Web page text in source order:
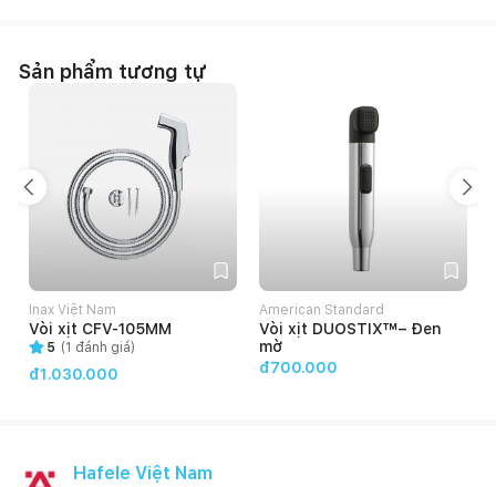
Sản phẩm tương tự
Inax Việt Nam
Vòi xịt CFV-105MM
5 (1 đánh giá)
đ1.030.000
American Standard
Vòi xịt DUOSTIX™– Đen
mờ
đ700.000
Hafele Việt Nam